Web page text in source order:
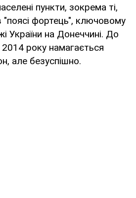
пункти, зокрема ті,
фортець", ключовому
України на Донеччині. До
року намагається
але безуспішно.